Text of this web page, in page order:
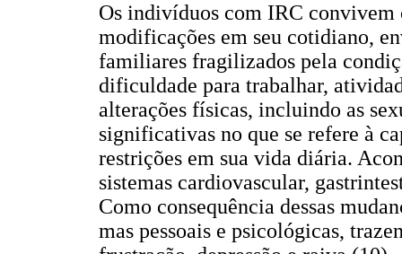
Os indivíduos com IRC convivem
modificações em seu cotidiano,
familiares fragilizados pela
dificuldade para trabalhar,
alterações físicas, incluindo as
significativas no que se refere à
restrições em sua vida diária.
sistemas cardiovascular,
Como consequência dessas
mas pessoais e psicológicas,